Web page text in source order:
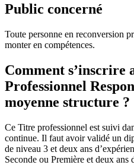
Public concerné
Toute personne en reconversion
monter en compétences.
Comment s’inscrire
Professionnel
moyenne structure ?
Ce Titre professionnel est suivi
continue. Il faut avoir validé un
de niveau 3 et deux ans
Seconde ou Première et deux ans